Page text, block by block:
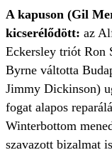
A kapuson (Gil
kicserélődött: az
Eckersley triót Ron
Byrne váltotta
Jimmy Dickinson)
fogat alapos
Winterbottom
szavazott bizalmat